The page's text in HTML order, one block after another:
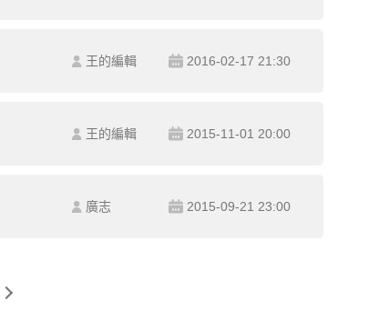
王的編輯 2016-02-17 21:30
王的編輯 2015-11-01 20:00
廣志 2015-09-21 23:00